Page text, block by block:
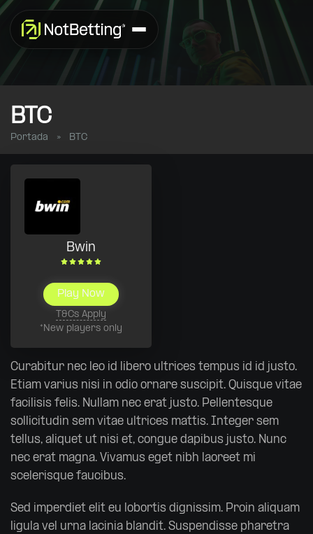
BTC
Portada » BTC
Bwin
Play Now
T&Cs Apply
*New players only
Curabitur nec leo id libero ultrices tempus id id justo.
Etiam varius nisi in odio ornare suscipit. Quisque vitae
facilisis felis. Nullam nec erat justo. Pellentesque
sollicitudin sem vitae ultrices mattis. Integer sem
tellus, aliquet ut nisi et, congue dapibus justo. Nunc
nec erat magna. Vivamus eget nibh laoreet mi
scelerisque faucibus.
Sed imperdiet elit eu lobortis dignissim. Proin aliquam
ligula vel urna lacinia blandit. Suspendisse pharetra